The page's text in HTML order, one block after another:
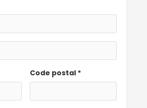
Code postal *